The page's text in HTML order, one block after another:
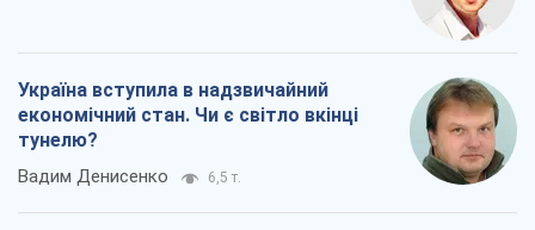
Україна вступила в надзвичайний
економічний стан. Чи є світло вкінці
тунелю?
Вадим Денисенко 6,5 т.